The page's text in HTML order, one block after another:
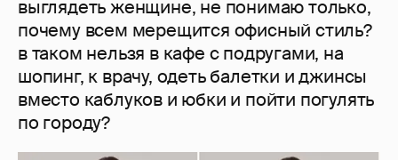
выглядеть женщине, не понимаю только,
почему всем мерещится офисный стиль?
в таком нельзя в кафе с подругами, на
шопинг, к врачу, одеть балетки и джинсы
вместо каблуков и юбки и пойти погулять
по городу?